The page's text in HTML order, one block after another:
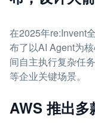
在2025年re:Invent
布了以AI Agent为
间自主执行复杂任
等企业关键场景。
AWS 推出